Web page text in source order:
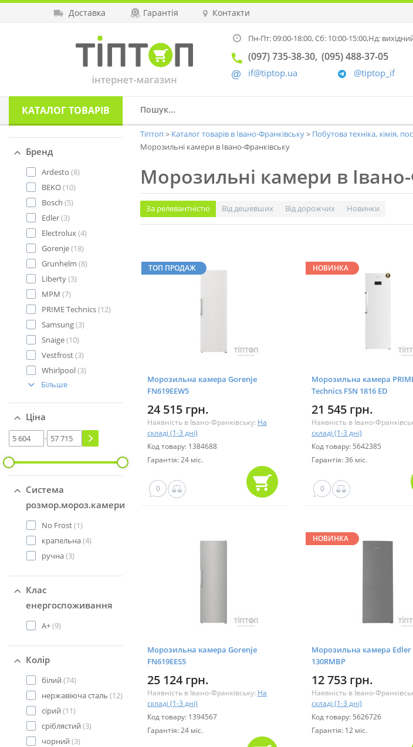
Доставка Гарантія Контакти
Пн-Пт: 09:00-18:00,Сб: 10:00-15:00,Нд:
(097) 735-38-30 (095) 488-37-05
@tiptop_if
if@tiptop.ua
КАТАЛОГТОВАРІВ
Бренд
Ardesto (8)
BEKO(10)
Bosch (5)
Edler(3)
Electrolux(4)
Gorenje(18)
Grunhelm (8)
Liberty(3)
MPM (7)
PRIME Technics(12)
Samsung(3)
Snaige(10)
Vestfrost(3)
Whirlpool(3)
Більше
Ціна
-
Система
розмор.мороз.камери
No Frost(1)
крапельна(4)
ручна(3)
Клас
енергоспоживання
А+(9)
Колір
білий (74)
нержавіюча сталь (12)
сірий (11)
сріблястий (3)
чорний (3)
Тіптоп Каталог товарів в Івано-Франківську Побутова техніка, хімія,
Морозильні камери в Івано-Франківську
Морозильні камери в
За релевантністю Від дешевших Від дорожчих Новинки
ТОП ПРОДАЖ
Морозильна камера Gorenje
FN619EEW5
24 515 грн.
Наявність в Івано-Франківську: На
складі (1-3 дні)
Код товару: 1384688
Гарантія: 24 міс.
0
НОВИНКА
Морозильна камера
Technics FSN 1816 ED
21 545 грн.
Наявність в Івано-
складі (1-3 дні)
Код товару: 5642385
Гарантія: 36 міс.
0
Морозильна камера Gorenje
FN619EES5
25 124 грн.
Наявність в Івано-Франківську: На
складі (1-3 дні)
Код товару: 1394567
Гарантія: 24 міс.
НОВИНКА
Морозильна камера Edler
130RMBP
12 753 грн.
Наявність в Івано-
складі (1-3 дні)
Код товару: 5626726
Гарантія: 12 міс.